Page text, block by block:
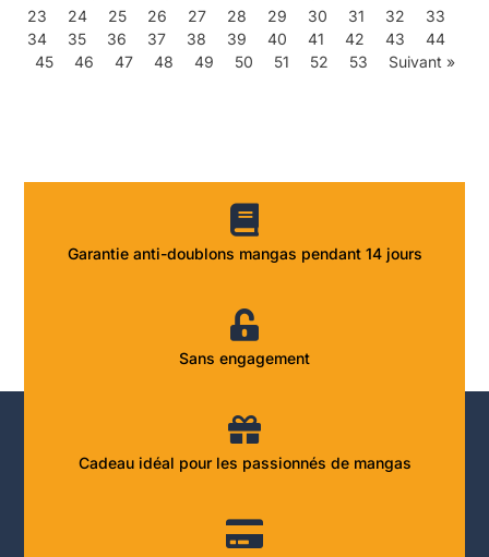
23
24 25 26 27 28 29 30 31 32
33
34
35 36 37 38 39 40 41 42 43
44
45
46 47 48 49 50 51 52 53 Suivant »
Garantie anti-doublons mangas pendant 14 jours
Sans engagement
Cadeau idéal pour les passionnés de mangas